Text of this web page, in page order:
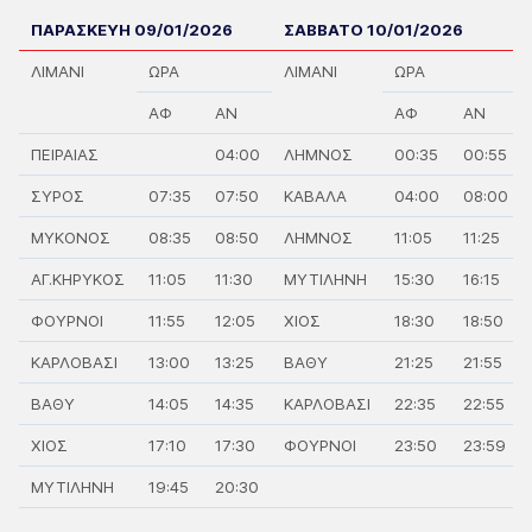
ΠΑΡΑΣΚΕΥΗ 09/01/2026 ΣΑΒΒΑΤΟ 10/01/2026
ΛΙΜΑΝΙ ΩΡΑ ΛΙΜΑΝΙ ΩΡΑ
ΑΦ ΑΝ ΑΦ ΑΝ
ΠΕΙΡΑΙΑΣ 04:00 ΛΗΜΝΟΣ 00:35 00:55
ΣΥΡΟΣ 07:35 07:50 ΚΑΒΑΛΑ 04:00 08:00
ΜΥΚΟΝΟΣ 08:35 08:50 ΛΗΜΝΟΣ 11:05 11:25
ΑΓ.ΚΗΡΥΚΟΣ 11:05 11:30 ΜΥΤΙΛΗΝΗ 15:30 16:15
ΦΟΥΡΝΟΙ 11:55 12:05 ΧΙΟΣ 18:30 18:50
ΚΑΡΛΟΒΑΣΙ 13:00 13:25 ΒΑΘΥ 21:25 21:55
ΒΑΘΥ 14:05 14:35 ΚΑΡΛΟΒΑΣΙ 22:35 22:55
ΧΙΟΣ 17:10 17:30 ΦΟΥΡΝΟΙ 23:50 23:59
ΜΥΤΙΛΗΝΗ 19:45 20:30